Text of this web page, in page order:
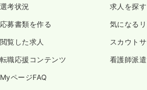
選考状況 求人を探す
応募書類を作る 気になる
閲覧した求人 スカウト
転職応援コンテンツ 看護師派遣
MyページFAQ